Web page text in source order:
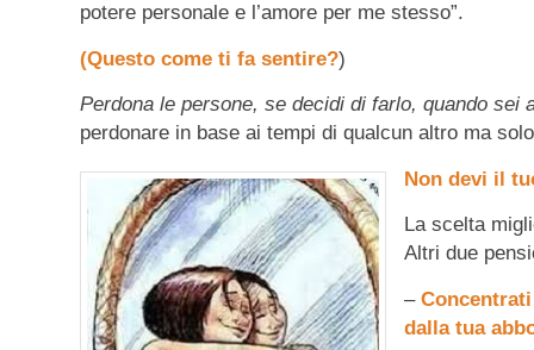
potere personale e l’amore per me stesso”.
(Questo come ti fa sentire?)
Perdona le persone, se decidi di farlo, quando
perdonare in base ai tempi di qualcun altro ma
Non devi il
La scelta
Altri due
–
dalla tua